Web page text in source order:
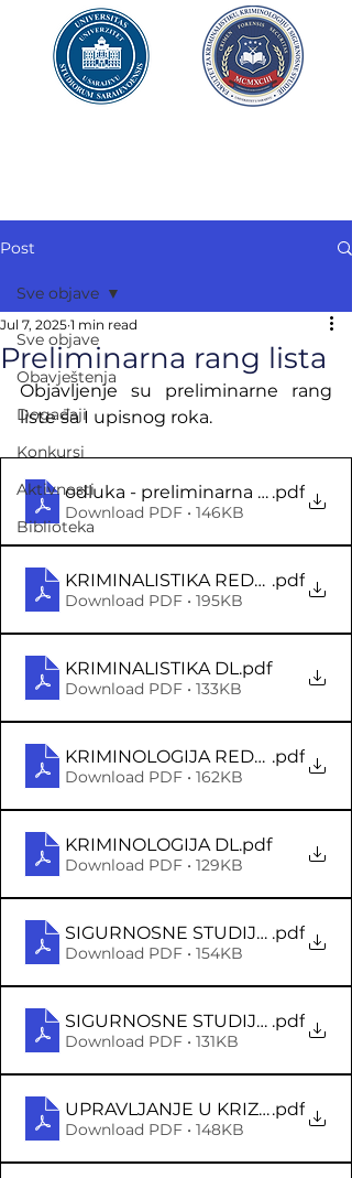
Post
Sve objave
Obavještenja
Događaji
Konkursi
Aktivnosti
Biblioteka
Sve objave
Preliminarna rang lista
Jul 7, 2025 1 min read
Objavljenje su preliminarne rang
liste sa I upisnog roka.
odluka - preliminarna rang lista
.pdf
Download PDF • 146KB
KRIMINALISTIKA REDOVNI
.pdf
Download PDF • 195KB
KRIMINALISTIKA DL .pdf
Download PDF • 133KB
KRIMINOLOGIJA REDOVNI
.pdf
Download PDF • 162KB
KRIMINOLOGIJA DL .pdf
Download PDF • 129KB
SIGURNOSNE STUDIJE REDOVNI
.pdf
Download PDF • 154KB
SIGURNOSNE STUDIJE DL
.pdf
Download PDF • 131KB
UPRAVLJANJE U KRIZNIM
.pdf
Download PDF • 148KB